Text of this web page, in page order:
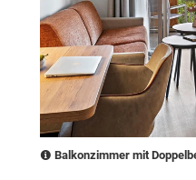
Balkonzimmer mit